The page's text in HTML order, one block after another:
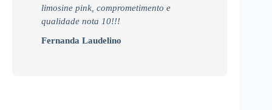
limosine pink, comprometimento e
qualidade nota 10!!!
Fernanda Laudelino